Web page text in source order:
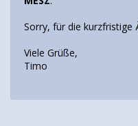
Sorry, für die kurzfristige
Viele Grüße,
Timo